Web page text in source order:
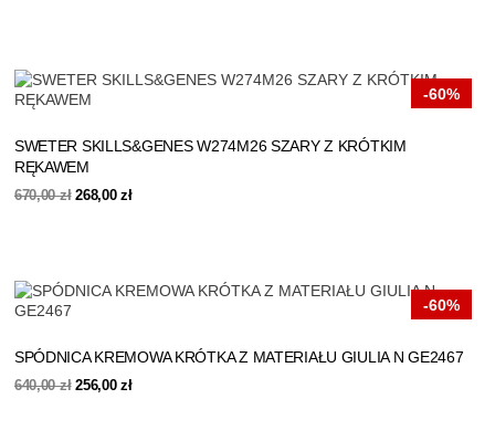
-60%
SWETER SKILLS&GENES W274M26 SZARY Z KRÓTKIM
RĘKAWEM
670,00zł Pierwotna
268,00złAktualna
-60%
SPÓDNICA KREMOWA KRÓTKA Z MATERIAŁU GIULIA N GE2467
640,00zł Pierwotna
256,00złAktualna